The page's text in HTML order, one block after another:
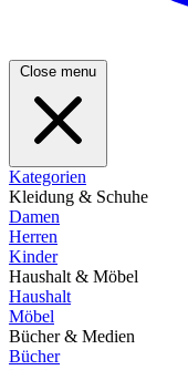
Close menu
Kategorien
Kleidung & Schuhe
Damen
Herren
Kinder
Haushalt & Möbel
Haushalt
Möbel
Bücher & Medien
Bücher